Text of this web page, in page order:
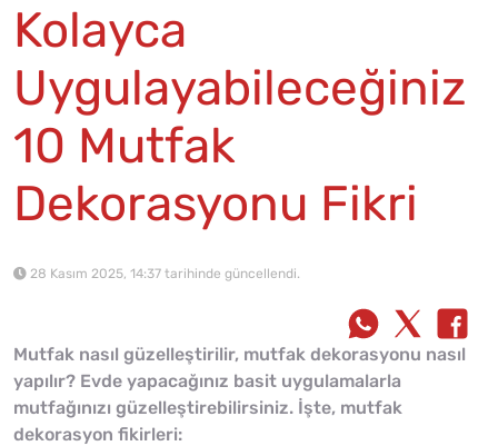
Kolayca
Uygulayabileceğiniz
10 Mutfak
Dekorasyonu Fikri
28 Kasım 2025, 14:37 tarihinde güncellendi.
Mutfak nasıl güzelleştirilir, mutfak dekorasyonu nasıl
yapılır? Evde yapacağınız basit uygulamalarla
mutfağınızı güzelleştirebilirsiniz. İşte, mutfak
dekorasyon fikirleri: